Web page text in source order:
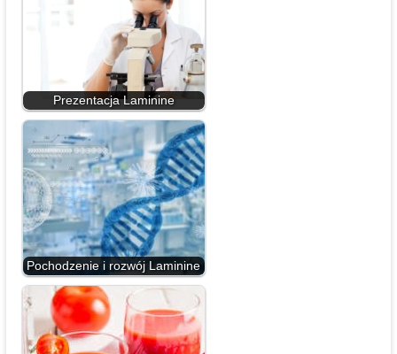
Prezentacja Laminine
Pochodzenie i rozwój Laminine